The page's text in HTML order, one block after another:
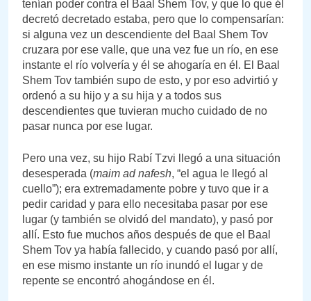
tenían poder contra el Baal Shem Tov, y que lo que él
decretó decretado estaba, pero que lo compensarían:
si alguna vez un descendiente del Baal Shem Tov
cruzara por ese valle, que una vez fue un río, en ese
instante el río volvería y él se ahogaría en él. El Baal
Shem Tov también supo de esto, y por eso advirtió y
ordenó a su hijo y a su hija y a todos sus
descendientes que tuvieran mucho cuidado de no
pasar nunca por ese lugar.
Pero una vez, su hijo Rabí Tzvi llegó a una situación
desesperada (maim ad nafesh, “el agua le llegó al
cuello”); era extremadamente pobre y tuvo que ir a
pedir caridad y para ello necesitaba pasar por ese
lugar (y también se olvidó del mandato), y pasó por
allí. Esto fue muchos años después de que el Baal
Shem Tov ya había fallecido, y cuando pasó por allí,
en ese mismo instante un río inundó el lugar y de
repente se encontró ahogándose en él.